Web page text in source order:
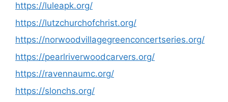
https://luleapk.org/
https://lutzchurchofchrist.org/
https://norwoodvillagegreenconcertseries.org/
https://pearlriverwoodcarvers.org/
https://ravennaumc.org/
https://slonchs.org/